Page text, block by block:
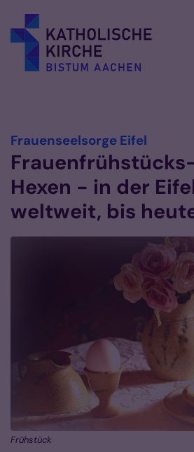
Frauenseelsorge Eifel
Hexen - in der
weltweit, bis
Frühstück